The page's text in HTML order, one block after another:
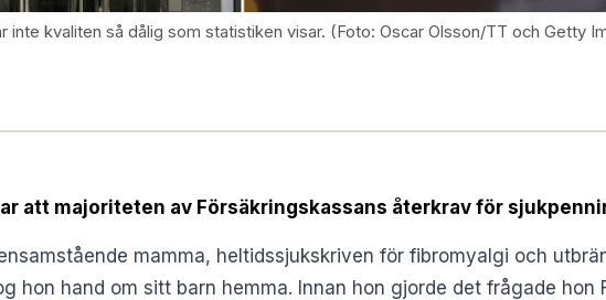
inte kvaliten så dålig som statistiken visar. (Foto: Oscar Olsson/TT och Getty
att majoriteten av Försäkringskassans återkrav för
mamma, heltidssjukskriven för fibromyalgi och
hon hand om sitt barn hemma. Innan hon gjorde det frågade hon